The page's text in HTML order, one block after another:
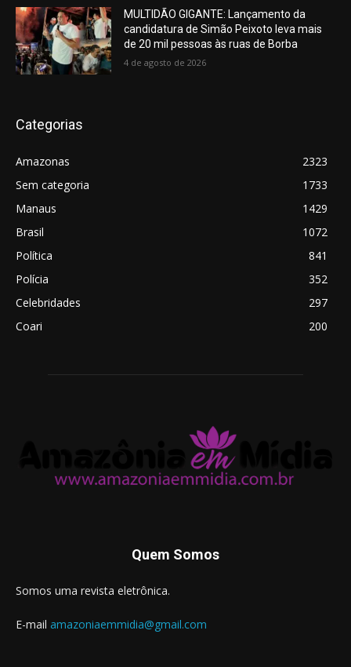
MULTIDÃO GIGANTE: Lançamento da
candidatura de Simão Peixoto leva mais
de 20 mil pessoas às ruas de Borba
4 de agosto de 2026
Categorias
Amazonas
2323
Sem categoria
1733
Manaus
1429
Brasil
1072
Política
841
Polícia
352
Celebridades
297
Coari
200
Quem Somos
Somos uma revista eletrônica.
E-mail amazoniaemmidia@gmail.com